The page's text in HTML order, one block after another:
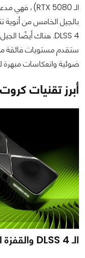
بالجيل الخامس من أنوية
ستقدم مستويات فائقة
ضوئية وانعكاسات
أبرز تقنيات كروت RTX 50
الـ DLSS 4 والقفزة الكبيرة في الأداء